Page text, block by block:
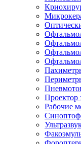
Проектор
Рабочие